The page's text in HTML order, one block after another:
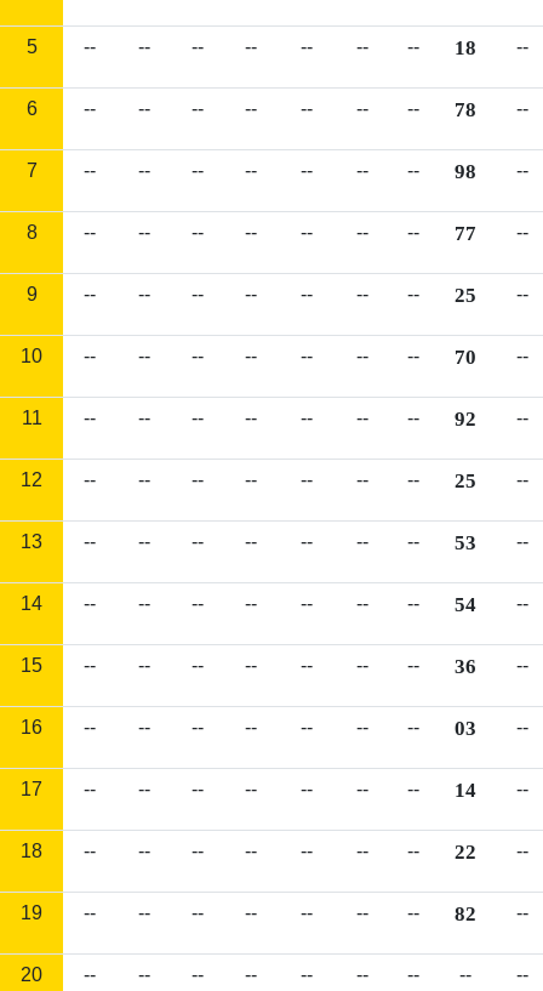
5 -- -- -- -- -- -- -- 18 --
6 -- -- -- -- -- -- -- 78 --
7 -- -- -- -- -- -- -- 98 --
8 -- -- -- -- -- -- -- 77 --
9 -- -- -- -- -- -- -- 25 --
10 -- -- -- -- -- -- -- 70 --
11 -- -- -- -- -- -- -- 92 --
12 -- -- -- -- -- -- -- 25 --
13 -- -- -- -- -- -- -- 53 --
14 -- -- -- -- -- -- -- 54 --
15 -- -- -- -- -- -- -- 36 --
16 -- -- -- -- -- -- -- 03 --
17 -- -- -- -- -- -- -- 14 --
18 -- -- -- -- -- -- -- 22 --
19 -- -- -- -- -- -- -- 82 --
20 -- -- -- -- -- -- -- -- --